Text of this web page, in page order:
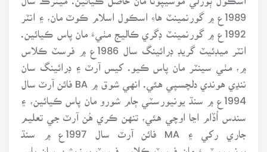
1989ع ۾ گورنمينٽ هاءِ اسڪول اسلام ڪوٽ مان، ۽ انٽر
1992ع ۾ گورنمينٽ ڊگري ڪاليج مٺيءَ مان پاس ڪيائين.
انٽر ميڊئيٽ گريڊ ڊرائينگ سال 1986ع ۾ فرسٽ ڪلاس
۾، مٺي سينٽر مان پاس ڪيو. کيس آرٽ ۽ ڊرائينگ سان
ننڍي هوندي دلچسپي هئي. انهي شوق ۾ BA فائن آرٽ سال
1994ع ۾ سنڌ يونيورسٽي ڄام شورو مان پاس ڪيائين، ۽
سندس اُڏام اڃا اوچي هئي، تنهن ڪري هُن آرٽ جي تعليم
جاري رکي ۽ MA فائن آرٽ سال 1997ع ۾ سنڌ
يونيورسٽيءَ مان فرسٽ ڪلاس فرسٽ پوزيشن سان پاس